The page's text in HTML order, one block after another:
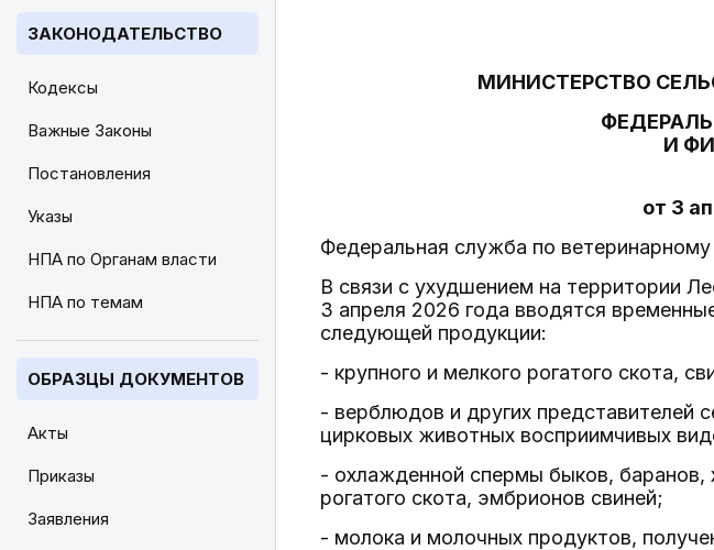
ЗАКОНОДАТЕЛЬСТВО
Кодексы
Важные Законы
Постановления
Указы
НПА по Органам власти
НПА по темам
ОБРАЗЦЫ ДОКУМЕНТОВ
Акты
Приказы
Заявления
МИНИСТЕРСТВО
И
от 3
Федеральная служба по
В связи с ухудшением на территории
3 апреля 2026 года вводятся
следующей продукции:
- крупного и мелкого рогатого скота,
- верблюдов и других представителей
цирковых животных восприимчивых
- охлажденной спермы быков, баранов,
рогатого скота, эмбрионов свиней;
- молока и молочных продуктов,